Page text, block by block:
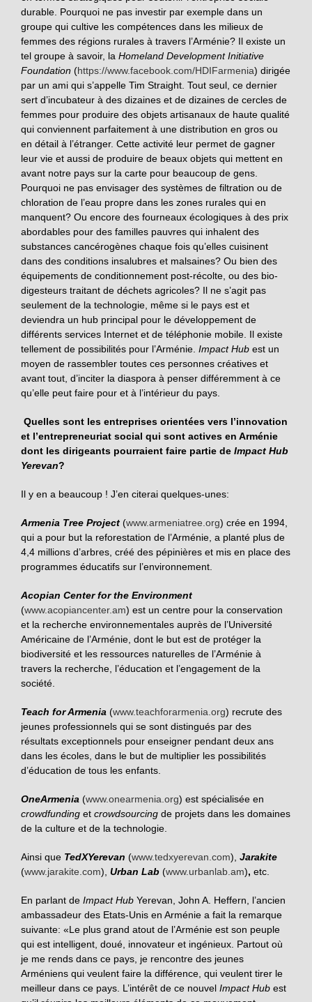
durable. Pourquoi ne pas investir par exemple dans un
groupe qui cultive les compétences dans les milieux de
femmes des régions rurales à travers l’Arménie? Il existe un
tel groupe à savoir, la Homeland Development Initiative
Foundation (https://www.facebook.com/HDIFarmenia) dirigée
par un ami qui s’appelle Tim Straight. Tout seul, ce dernier
sert d’incubateur à des dizaines et de dizaines de cercles de
femmes pour produire des objets artisanaux de haute qualité
qui conviennent parfaitement à une distribution en gros ou
en détail à l’étranger. Cette activité leur permet de gagner
leur vie et aussi de produire de beaux objets qui mettent en
avant notre pays sur la carte pour beaucoup de gens.
Pourquoi ne pas envisager des systèmes de filtration ou de
chloration de l’eau propre dans les zones rurales qui en
manquent? Ou encore des fourneaux écologiques à des prix
abordables pour des familles pauvres qui inhalent des
substances cancérogènes chaque fois qu’elles cuisinent
dans des conditions insalubres et malsaines? Ou bien des
équipements de conditionnement post-récolte, ou des bio-
digesteurs traitant de déchets agricoles? Il ne s’agit pas
seulement de la technologie, même si le pays est et
deviendra un hub principal pour le développement de
différents services Internet et de téléphonie mobile. Il existe
tellement de possibilités pour l’Arménie. Impact Hub est un
moyen de rassembler toutes ces personnes créatives et
avant tout, d’inciter la diaspora à penser différemment à ce
qu’elle peut faire pour et à l’intérieur du pays.
Quelles sont les entreprises orientées vers l’innovation
et l’entrepreneuriat social qui sont actives en Arménie
dont les dirigeants pourraient faire partie de Impact Hub
Yerevan?
Il y en a beaucoup ! J’en citerai quelques-unes:
Armenia Tree Project (www.armeniatree.org) crée en 1994,
qui a pour but la reforestation de l’Arménie, a planté plus de
4,4 millions d’arbres, créé des pépinières et mis en place des
programmes éducatifs sur l’environnement.
Acopian Center for the Environment
(www.acopiancenter.am) est un centre pour la conservation
et la recherche environnementales auprès de l’Université
Américaine de l’Arménie, dont le but est de protéger la
biodiversité et les ressources naturelles de l’Arménie à
travers la recherche, l’éducation et l’engagement de la
société.
Teach for Armenia (www.teachforarmenia.org) recrute des
jeunes professionnels qui se sont distingués par des
résultats exceptionnels pour enseigner pendant deux ans
dans les écoles, dans le but de multiplier les possibilités
d’éducation de tous les enfants.
OneArmenia (www.onearmenia.org) est spécialisée en
crowdfunding et crowdsourcing de projets dans les domaines
de la culture et de la technologie.
Ainsi que TedXYerevan (www.tedxyerevan.com), Jarakite
(www.jarakite.com), Urban Lab (www.urbanlab.am), etc.
En parlant de Impact Hub Yerevan, John A. Heffern, l’ancien
ambassadeur des Etats-Unis en Arménie a fait la remarque
suivante: «Le plus grand atout de l’Arménie est son peuple
qui est intelligent, doué, innovateur et ingénieux. Partout où
je me rends dans ce pays, je rencontre des jeunes
Arméniens qui veulent faire la différence, qui veulent tirer le
meilleur dans ce pays. L’intérêt de ce nouvel Impact Hub est